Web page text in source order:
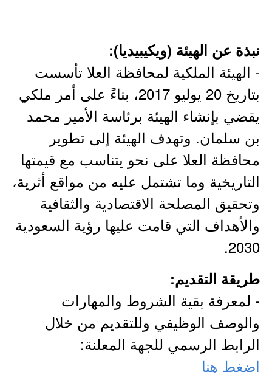
نبذة عن الهيئة (ويكيبيديا):
- الهيئة الملكية لمحافظة العلا تأسست
بتاريخ 20 يوليو 2017، بناءً على أمر ملكي
يقضي بإنشاء الهيئة برئاسة الأمير محمد
بن سلمان. وتهدف الهيئة إلى تطوير
محافظة العلا على نحو يتناسب مع قيمتها
التاريخية وما تشتمل عليه من مواقع أثرية،
وتحقيق المصلحة الاقتصادية والثقافية
والأهداف التي قامت عليها رؤية السعودية
2030.
طريقة التقديم:
- لمعرفة بقية الشروط والمهارات
والوصف الوظيفي وللتقديم من خلال
الرابط الرسمي للجهة المعلنة:
اضغط هنا